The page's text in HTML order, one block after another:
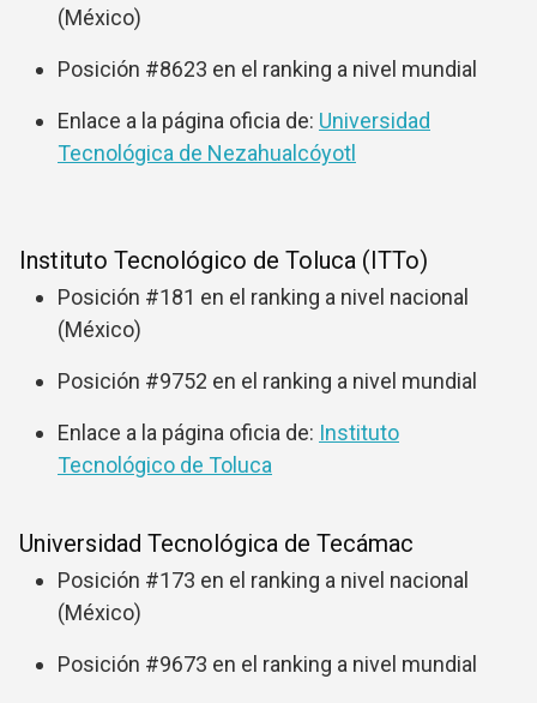
(México)
Posición #8623 en el ranking a nivel mundial
Enlace a la página oficia de: Universidad
Tecnológica de Nezahualcóyotl
Instituto Tecnológico de Toluca (ITTo)
Posición #181 en el ranking a nivel nacional
(México)
Posición #9752 en el ranking a nivel mundial
Enlace a la página oficia de: Instituto
Tecnológico de Toluca
Universidad Tecnológica de Tecámac
Posición #173 en el ranking a nivel nacional
(México)
Posición #9673 en el ranking a nivel mundial